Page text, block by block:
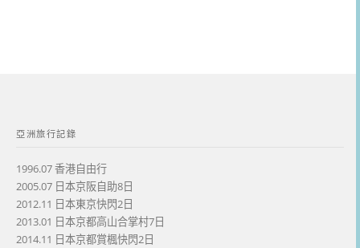
亞洲旅行記錄
1996.07 香港自由行
2005.07 日本京阪自助8日
2012.11 日本東京快閃2日
2013.01 日本京都高山合掌村7日
2014.11 日本京都賞楓快閃2日